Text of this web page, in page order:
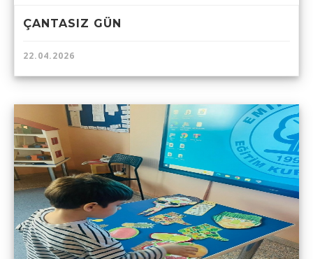
ÇANTASIZ GÜN
22.04.2026